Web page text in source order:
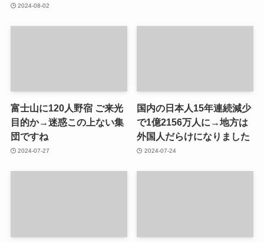
2024-08-02
富士山に120人野宿 ご来光
目的か→迷惑この上ない集
団ですね
2024-07-27
国内の日本人15年連続減少
で1億2156万人に→地方は
外国人だらけになりました
2024-07-24